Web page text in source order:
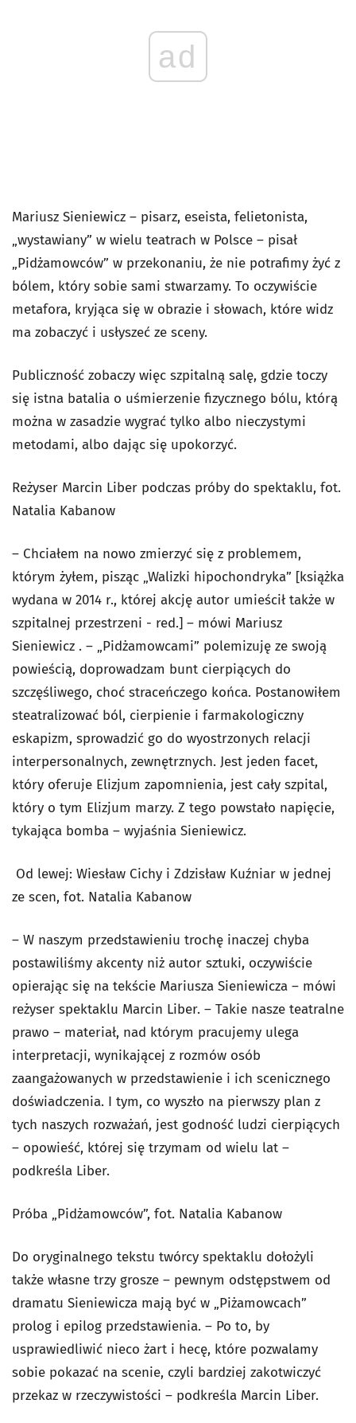
ad
Mariusz Sieniewicz – pisarz, eseista, felietonista,
„wystawiany” w wielu teatrach w Polsce – pisał
„Pidżamowców” w przekonaniu, że nie potrafimy żyć z
bólem, który sobie sami stwarzamy. To oczywiście
metafora, kryjąca się w obrazie i słowach, które widz
ma zobaczyć i usłyszeć ze sceny.
Publiczność zobaczy więc szpitalną salę, gdzie toczy
się istna batalia o uśmierzenie fizycznego bólu, którą
można w zasadzie wygrać tylko albo nieczystymi
metodami, albo dając się upokorzyć.
Reżyser Marcin Liber podczas próby do spektaklu, fot.
Natalia Kabanow
– Chciałem na nowo zmierzyć się z problemem,
którym żyłem, pisząc „Walizki hipochondryka” [książka
wydana w 2014 r., której akcję autor umieścił także w
szpitalnej przestrzeni - red.] – mówi Mariusz
Sieniewicz . – „Pidżamowcami” polemizuję ze swoją
powieścią, doprowadzam bunt cierpiących do
szczęśliwego, choć straceńczego końca. Postanowiłem
steatralizować ból, cierpienie i farmakologiczny
eskapizm, sprowadzić go do wyostrzonych relacji
interpersonalnych, zewnętrznych. Jest jeden facet,
który oferuje Elizjum zapomnienia, jest cały szpital,
który o tym Elizjum marzy. Z tego powstało napięcie,
tykająca bomba – wyjaśnia Sieniewicz.
Od lewej: Wiesław Cichy i Zdzisław Kuźniar w jednej
ze scen, fot. Natalia Kabanow
– W naszym przedstawieniu trochę inaczej chyba
postawiliśmy akcenty niż autor sztuki, oczywiście
opierając się na tekście Mariusza Sieniewicza – mówi
reżyser spektaklu Marcin Liber. – Takie nasze teatralne
prawo – materiał, nad którym pracujemy ulega
interpretacji, wynikającej z rozmów osób
zaangażowanych w przedstawienie i ich scenicznego
doświadczenia. I tym, co wyszło na pierwszy plan z
tych naszych rozważań, jest godność ludzi cierpiących
– opowieść, której się trzymam od wielu lat –
podkreśla Liber.
Próba „Pidżamowców”, fot. Natalia Kabanow
Do oryginalnego tekstu twórcy spektaklu dołożyli
także własne trzy grosze – pewnym odstępstwem od
dramatu Sieniewicza mają być w „Piżamowcach”
prolog i epilog przedstawienia. – Po to, by
usprawiedliwić nieco żart i hecę, które pozwalamy
sobie pokazać na scenie, czyli bardziej zakotwiczyć
przekaz w rzeczywistości – podkreśla Marcin Liber.